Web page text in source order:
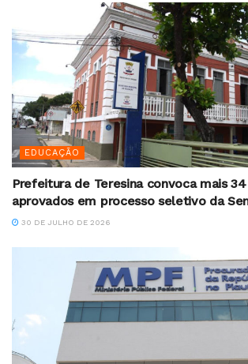
EDUCAÇÃO
Prefeitura de Teresina convoca mais
aprovados em processo seletivo da
30 DE JULHO DE 2026